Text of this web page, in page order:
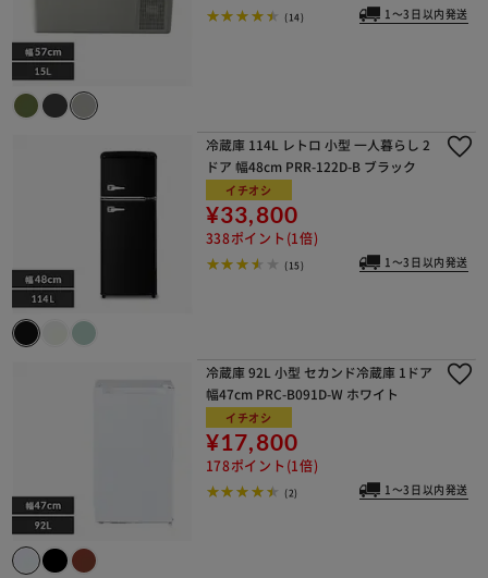
(14) 1～3日以内発送
冷蔵庫 114L レトロ 小型 一人暮らし 2
ドア 幅48cm PRR-122D-B ブラック
イチオシ
¥33,800
338ポイント(1倍)
(15) 1～3日以内発送
冷蔵庫 92L 小型 セカンド冷蔵庫 1ドア
幅47cm PRC-B091D-W ホワイト
イチオシ
¥17,800
178ポイント(1倍)
(2) 1～3日以内発送